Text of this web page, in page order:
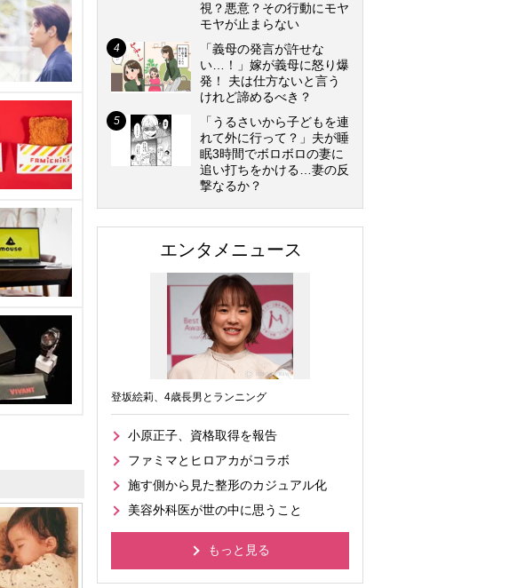
視？悪意？その行動にモヤ
モヤが止まらない
「義母の発言が許せな
い…！」嫁が義母に怒り爆
発！ 夫は仕方ないと言う
けれど諦めるべき？
「うるさいから子どもを連
れて外に行って？」夫が睡
眠3時間でボロボロの妻に
追い打ちをかける…妻の反
撃なるか？
エンタメニュース
登坂絵莉、4歳長男とランニング
小原正子、資格取得を報告
ファミマとヒロアカがコラボ
施す側から見た整形のカジュアル化
美容外科医が世の中に思うこと
もっと見る